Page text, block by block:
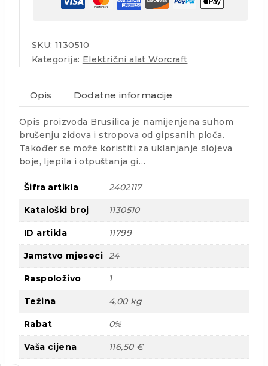
SKU: 1130510
Kategorija: Električni alat Worcraft
Opis Dodatne informacije
Opis proizvoda Brusilica je namijenjena suhom
brušenju zidova i stropova od gipsanih ploča.
Također se može koristiti za uklanjanje slojeva
boje, ljepila i otpuštanja gi…
Šifra artikla 2402117
Kataloški broj 1130510
ID artikla 11799
Jamstvo mjeseci 24
Raspoloživo 1
Težina 4,00 kg
Rabat 0%
Vaša cijena 116,50 €